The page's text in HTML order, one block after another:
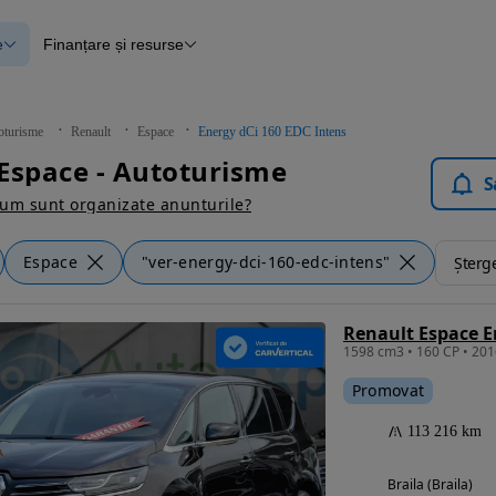
verificate
Blog Autovit.ro
Finanțare și resurse
Renault Espace Energy dCi 160 EDC Intens
- Autoturisme
sunt organizate anunturile?
Espace "ver-energy-dci-160-edc-intens"
Renault Espace
Promovat
113 216 km
Braila (Braila)